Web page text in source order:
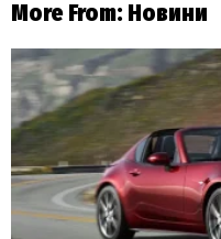
More From: Новини